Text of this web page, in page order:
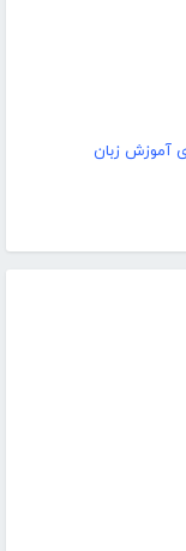
آموزش زبان